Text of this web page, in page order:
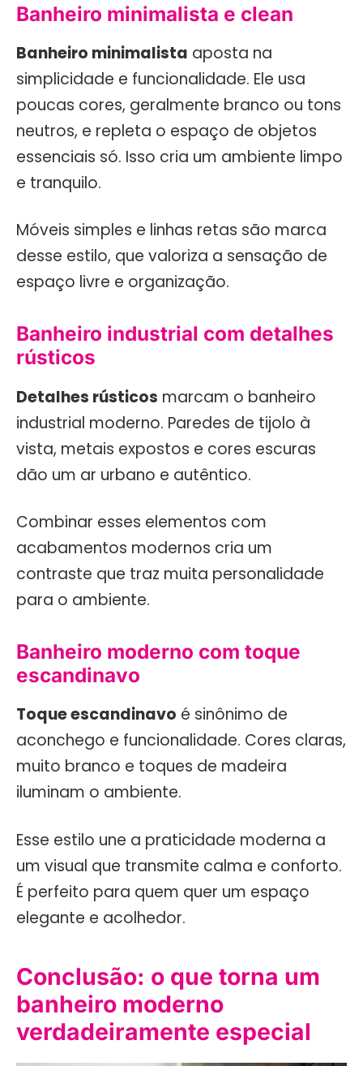
Banheiro minimalista e clean
Banheiro minimalista aposta na
simplicidade e funcionalidade. Ele usa
poucas cores, geralmente branco ou tons
neutros, e repleta o espaço de objetos
essenciais só. Isso cria um ambiente limpo
e tranquilo.
Móveis simples e linhas retas são marca
desse estilo, que valoriza a sensação de
espaço livre e organização.
Banheiro industrial com detalhes
rústicos
Detalhes rústicos marcam o banheiro
industrial moderno. Paredes de tijolo à
vista, metais expostos e cores escuras
dão um ar urbano e autêntico.
Combinar esses elementos com
acabamentos modernos cria um
contraste que traz muita personalidade
para o ambiente.
Banheiro moderno com toque
escandinavo
Toque escandinavo é sinônimo de
aconchego e funcionalidade. Cores claras,
muito branco e toques de madeira
iluminam o ambiente.
Esse estilo une a praticidade moderna a
um visual que transmite calma e conforto.
É perfeito para quem quer um espaço
elegante e acolhedor.
Conclusão: o que torna um
banheiro moderno
verdadeiramente especial